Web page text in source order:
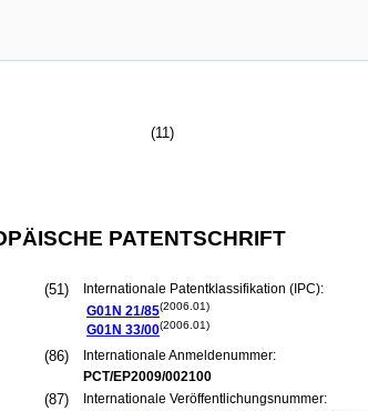
(11)
PATENTSCHRIFT
(51)
Internationale Patentklassifikation (IPC):
G01N 21/85(2006.01)
G01N 33/00(2006.01)
(86)
Internationale Anmeldenummer:
PCT/EP2009/002100
(87)
Internationale Veröffentlichungsnummer: